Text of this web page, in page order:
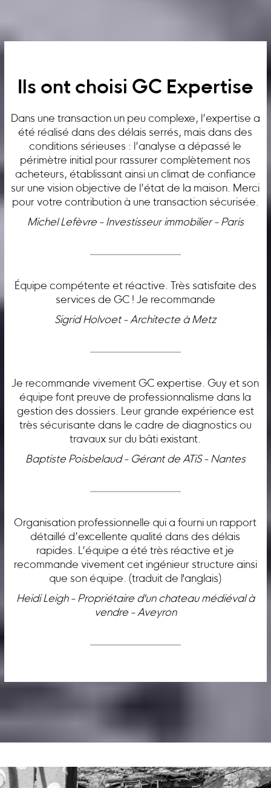
Ils ont choisi GC Expertise
Dans une transaction un peu complexe, l’expertise a
été réalisé dans des délais serrés, mais dans des
conditions sérieuses : l’analyse a dépassé le
périmètre initial pour rassurer complètement nos
acheteurs, établissant ainsi un climat de confiance
sur une vision objective de l’état de la maison. Merci
pour votre contribution à une transaction sécurisée.
Michel Lefèvre - Investisseur immobilier - Paris
Équipe compétente et réactive. Très satisfaite des
services de GC ! Je recommande
Sigrid Holvoet - Architecte à Metz
Je recommande vivement GC expertise. Guy et son
équipe font preuve de professionnalisme dans la
gestion des dossiers. Leur grande expérience est
très sécurisante dans le cadre de diagnostics ou
travaux sur du bâti existant.
Baptiste Poisbelaud - Gérant de ATiS - Nantes
Organisation professionnelle qui a fourni un rapport
détaillé d’excellente qualité dans des délais
rapides. L’équipe a été très réactive et je
recommande vivement cet ingénieur structure ainsi
que son équipe. (traduit de l'anglais)
Heidi Leigh - Propriétaire d'un chateau médiéval à
vendre - Aveyron